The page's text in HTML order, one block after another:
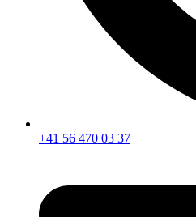
+41 56 470 03 37